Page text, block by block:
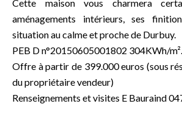
Cette maison vous charmera
aménagements intérieurs, ses
situation au calme et proche de Durbuy.
PEB D n°20150605001802 304KWh/
Offre à partir de 399.000 euros (sous
du propriétaire vendeur)
Renseignements et visites E Bauraind